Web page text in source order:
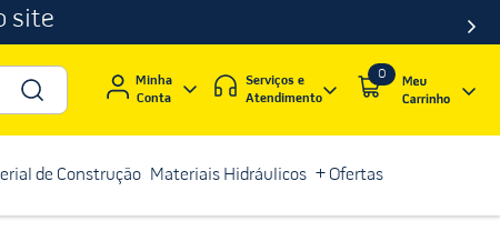
site
Minha
Conta
Serviços e
Atendimento
0
de Construção Materiais Hidráulicos + Ofertas